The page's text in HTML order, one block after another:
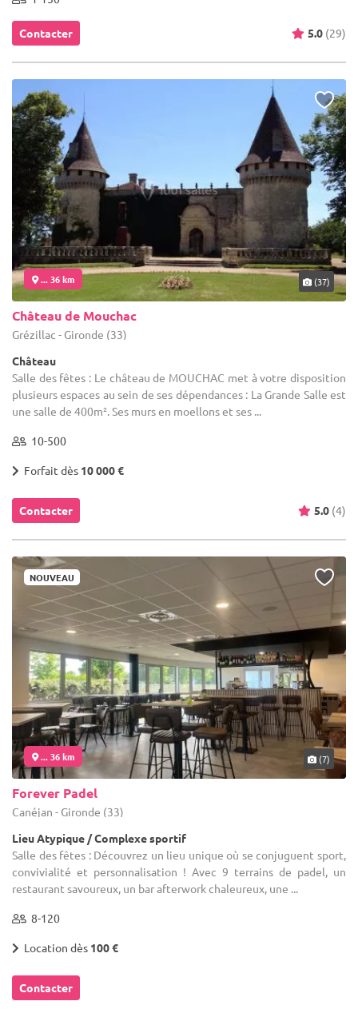
Contacter 5.0 (29)
... 36 km (37)
Château de Mouchac
Grézillac - Gironde (33)
Château
Salle des fêtes : Le château de MOUCHAC met à votre disposition
plusieurs espaces au sein de ses dépendances : La Grande Salle est
une salle de 400m². Ses murs en moellons et ses ...
10-500
Forfait dès 10 000 €
Contacter 5.0 (4)
NOUVEAU
... 36 km (7)
Forever Padel
Canéjan - Gironde (33)
Lieu Atypique / Complexe sportif
Salle des fêtes : Découvrez un lieu unique où se conjuguent sport,
convivialité et personnalisation ! Avec 9 terrains de padel, un
restaurant savoureux, un bar afterwork chaleureux, une ...
8-120
Location dès 100 €
Contacter